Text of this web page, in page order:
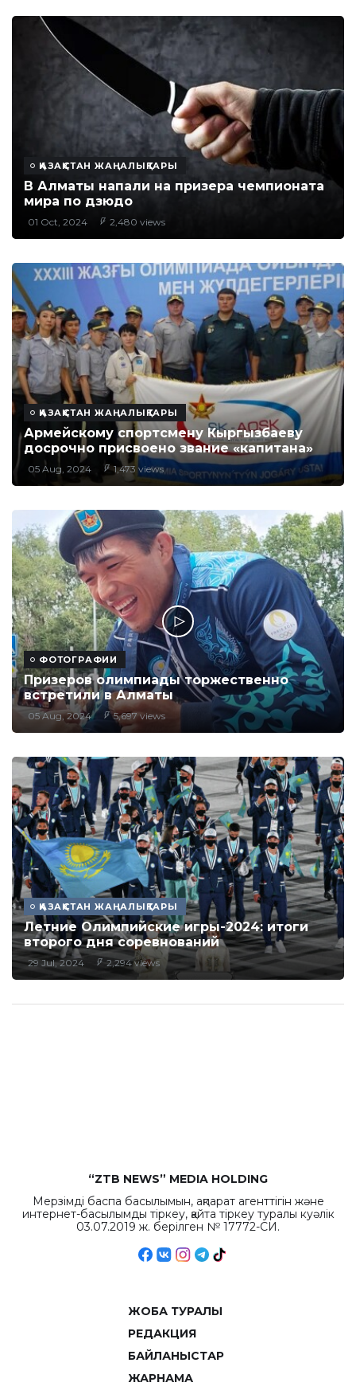
ҚАЗАҚСТАН ЖАҢАЛЫҚТАРЫ
В Алматы напали на призера чемпионата
мира по дзюдо
01 Oct, 2024 2,480 views
ҚАЗАҚСТАН ЖАҢАЛЫҚТАРЫ
Армейскому спортсмену Кыргызбаеву
досрочно присвоено звание «капитана»
05 Aug, 2024 1,473 views
ФОТОГРАФИИ
Призеров олимпиады торжественно
встретили в Алматы
05 Aug, 2024 5,697 views
ҚАЗАҚСТАН ЖАҢАЛЫҚТАРЫ
Летние Олимпийские игры-2024: итоги
второго дня соревнований
29 Jul, 2024 2,294 views
“ZTB NEWS” MEDIA HOLDING
Мерзімді баспа басылымын, ақпарат агенттігін және
интернет-басылымды тіркеу, қайта тіркеу туралы куәлік
03.07.2019 ж. берілген № 17772-СИ.
ЖОБА ТУРАЛЫ
РЕДАКЦИЯ
БАЙЛАНЫСТАР
ЖАРНАМА